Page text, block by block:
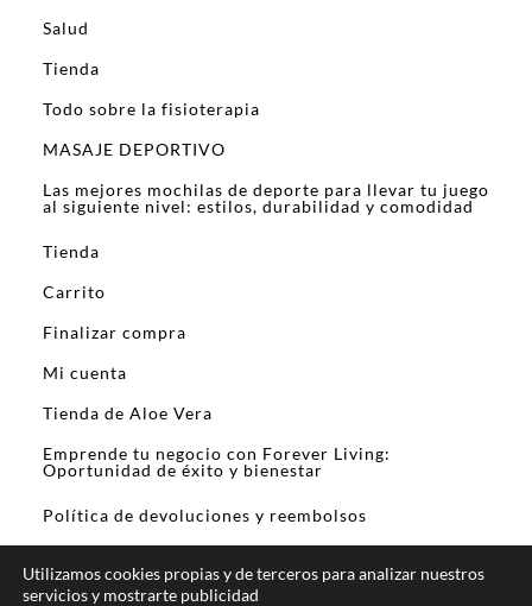
Salud
Tienda
Todo sobre la fisioterapia
MASAJE DEPORTIVO
Las mejores mochilas de deporte para llevar tu juego
al siguiente nivel: estilos, durabilidad y comodidad
Tienda
Carrito
Finalizar compra
Mi cuenta
Tienda de Aloe Vera
Emprende tu negocio con Forever Living:
Oportunidad de éxito y bienestar
Política de devoluciones y reembolsos
Utilizamos cookies propias y de terceros para analizar nuestros
servicios y mostrarte publicidad